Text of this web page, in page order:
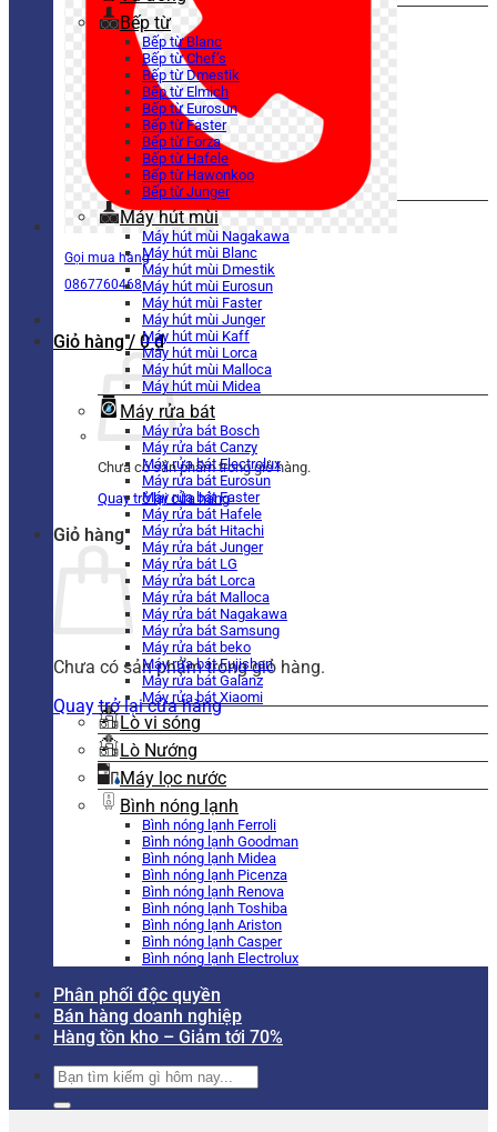
Gọi mua hàng
0867760468
Giỏ hàng / 0₫
Chưa có sản phẩm trong giỏ hàng.
Quay trở lại cửa hàng
Giỏ hàng
Chưa có sản phẩm trong giỏ hàng.
Quay trở lại cửa hàng
Bếp từ
Bếp từ Blanc
Bếp từ Chef’s
Bếp từ Dmestik
Bếp từ Elmich
Bếp từ Eurosun
Bếp từ Faster
Bếp từ Forza
Bếp từ Hafele
Bếp từ Hawonkoo
Bếp từ Junger
Máy hút mùi
Máy hút mùi Nagakawa
Máy hút mùi Blanc
Máy hút mùi Dmestik
Máy hút mùi Eurosun
Máy hút mùi Faster
Máy hút mùi Junger
Máy hút mùi Kaff
Máy hút mùi Lorca
Máy hút mùi Malloca
Máy hút mùi Midea
Máy rửa bát
Máy rửa bát Bosch
Máy rửa bát Canzy
Máy rửa bát Electrolux
Máy rửa bát Eurosun
Máy rửa bát Faster
Máy rửa bát Hafele
Máy rửa bát Hitachi
Máy rửa bát Junger
Máy rửa bát LG
Máy rửa bát Lorca
Máy rửa bát Malloca
Máy rửa bát Nagakawa
Máy rửa bát Samsung
Máy rửa bát beko
Máy rửa bát Fujishan
Máy rửa bát Galanz
Máy rửa bát Xiaomi
Lò vi sóng
Lò Nướng
Máy lọc nước
Bình nóng lạnh
Bình nóng lạnh Ferroli
Bình nóng lạnh Goodman
Bình nóng lạnh Midea
Bình nóng lạnh Picenza
Bình nóng lạnh Renova
Bình nóng lạnh Toshiba
Bình nóng lạnh Ariston
Bình nóng lạnh Casper
Bình nóng lạnh Electrolux
Phân phối độc quyền
Bán hàng doanh nghiệp
Hàng tồn kho – Giảm tới 70%
Tìm
kiếm: